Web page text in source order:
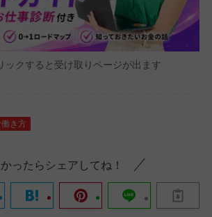
ックすると受け取りページが出ます
き方
かったらシェアしてね！